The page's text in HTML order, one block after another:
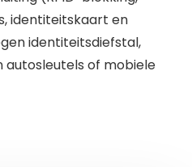
identiteitskaart en
identiteitsdiefstal,
autosleutels of mobiele